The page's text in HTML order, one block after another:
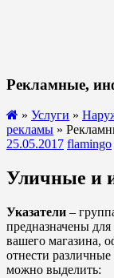
Рекламные,
» Услуги »
рекламы »
25.05.2017 flamingo
Уличные и
Указатели –
предназначены
вашего магазина,
отнести
можно выделить: